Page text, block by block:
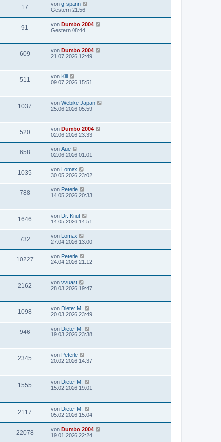
17 von g-spann
Gestern 21:56
91 von Dumbo 2004
Gestern 08:44
609 von Dumbo 2004
21.07.2026 12:49
511 von Kili
09.07.2026 15:51
1037 von Webike Japan
25.06.2026 05:59
520 von Dumbo 2004
02.06.2026 23:33
658 von Aue
02.06.2026 01:01
1035 von Lomax
30.05.2026 23:02
788 von Peterle
14.05.2026 20:33
1646 von Dr. Knut
14.05.2026 14:51
732 von Lomax
27.04.2026 13:00
10227 von Peterle
24.04.2026 21:12
2162 von vvuast
28.03.2026 19:47
1098 von Dieter M.
20.03.2026 23:49
946 von Dieter M.
19.03.2026 23:38
2345 von Peterle
20.02.2026 14:37
1555 von Dieter M.
15.02.2026 19:01
2117 von Dieter M.
05.02.2026 15:04
22078 von Dumbo 2004
19.01.2026 22:24